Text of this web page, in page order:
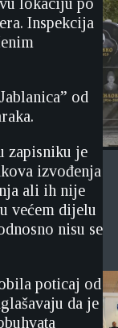
Inspekcija
od
zapisniku je
izvođenja
ali ih nije
većem dijelu
nisu se
poticaj od
da je